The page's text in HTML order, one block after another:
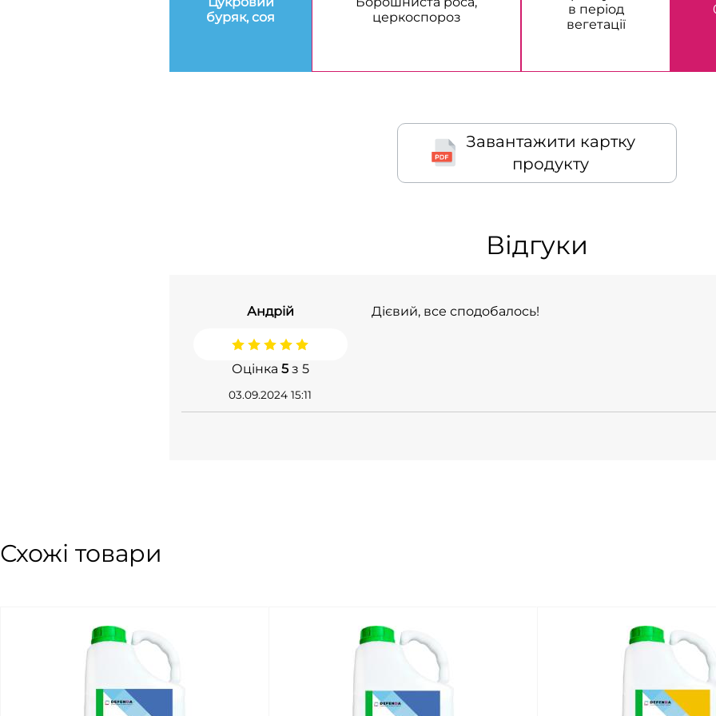
буряк, соя
церкоспороз
в період
вегетації
Завантажити картку
продукту
Відгуки
Андрій
Оцінка 5з 5
03.09.2024 15:11
Дієвий, все сподобалось!
Схожі товари